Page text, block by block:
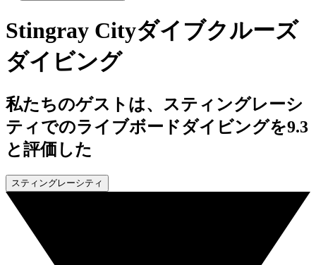
Stingray Cityダイブクルーズ
ダイビング
私たちのゲストは、スティングレーシ
ティでのライブボードダイビングを9.3
と評価した
スティングレーシティ